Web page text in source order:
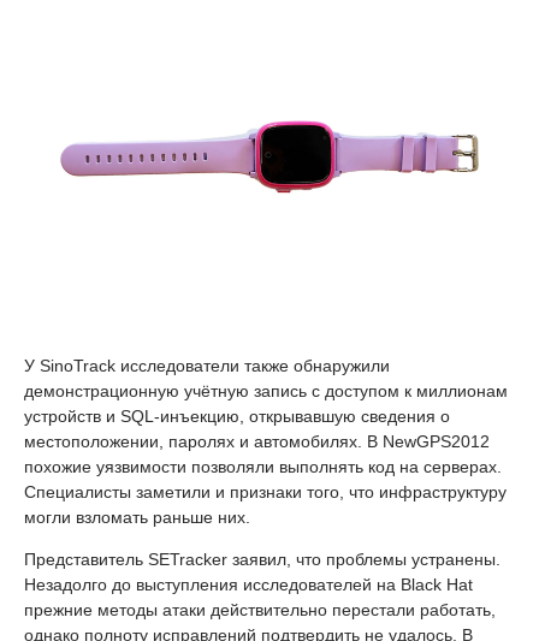
У SinoTrack исследователи также обнаружили
демонстрационную учётную запись с доступом к миллионам
устройств и SQL-инъекцию, открывавшую сведения о
местоположении, паролях и автомобилях. В NewGPS2012
похожие уязвимости позволяли выполнять код на серверах.
Специалисты заметили и признаки того, что инфраструктуру
могли взломать раньше них.
Представитель SETracker заявил, что проблемы устранены.
Незадолго до выступления исследователей на Black Hat
прежние методы атаки действительно перестали работать,
однако полноту исправлений подтвердить не удалось. В